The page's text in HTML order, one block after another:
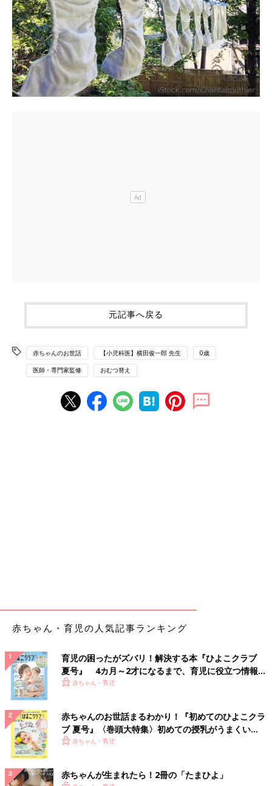
元記事へ戻る
赤ちゃんのお世話 【小児科医】横田俊一郎 先生 0歳
医師・専門家監修 おむつ替え
赤ちゃん・育児の人気記事ランキング
育児の困ったがズバリ！解決する本『ひよこクラブ
夏号』 4カ月～2才になるまで、育児に役立つ情報が
いっぱい！
赤ちゃん・育児
赤ちゃんのお世話まるわかり！『初めてのひよこクラ
ブ 夏号』〈巻頭大特集〉初めての授乳がうまくい
く！ おっぱい・ミルクの基本と夏のトラブル 解決テ
赤ちゃん・育児
赤ちゃんが生まれたら！2冊の「たまひよ」